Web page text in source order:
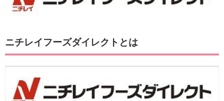
お金
趣味
食材辞典
ニチレイフーズダイレクトとは